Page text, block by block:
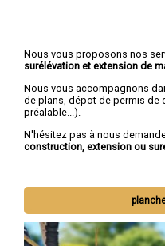
Nous vous proposons nos
surélévation et extension de
Nous vous accompagnons
de plans, dépot de permis de
préalable...).
N'hésitez pas à nous
construction, extension ou